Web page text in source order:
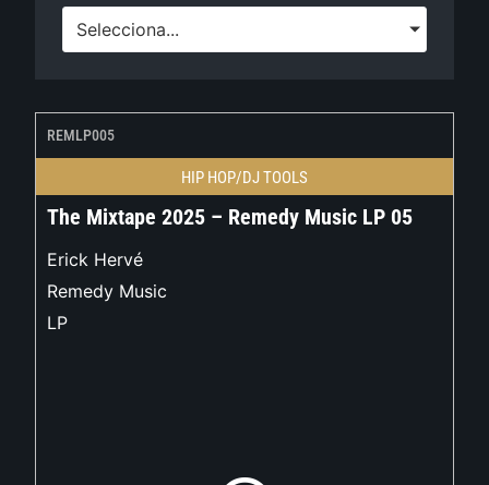
Selecciona...
REMLP005
HIP HOP/DJ TOOLS
The Mixtape 2025 – Remedy Music LP 05
Erick Hervé
Remedy Music
LP